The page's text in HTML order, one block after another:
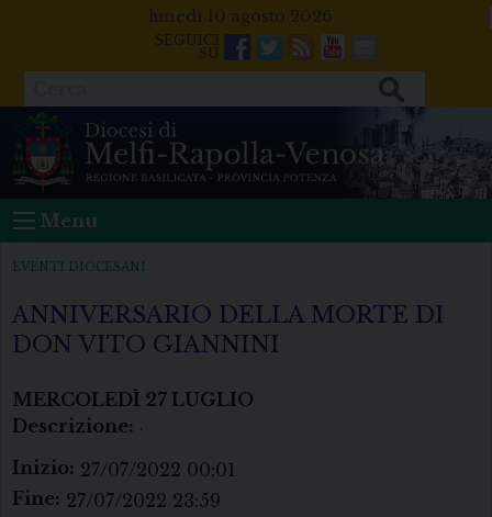
lunedì 10 agosto 2026
Facebook
Twitter
FeedsYoutube
Mail
Menu
EVENTI DIOCESANI
ANNIVERSARIO DELLA MORTE DI
DON VITO GIANNINI
MERCOLEDÌ 27 LUGLIO
Descrizione: .
Inizio: 27/07/2022 00:01
Fine: 27/07/2022 23:59